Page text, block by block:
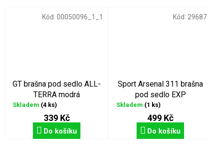
GT brašna pod sedlo ALL-
TERRA modrá
Skladem (4 ks)
339 Kč
Do košíku
Kód: 00050096_1_1
Sport Arsenal 311 brašna
pod sedlo EXP
Skladem (1 ks)
499 Kč
Do košíku
Kód: 29687